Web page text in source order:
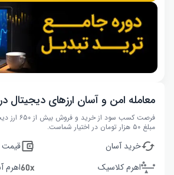
معامله امن و آسان ارزهای دیجیتال
فرصت کسب سود
مبلغ ۵۰ هزار تومان در اختیار شماست.
خرید آسان
قیمت
اهرم کلاسیک
اهرم